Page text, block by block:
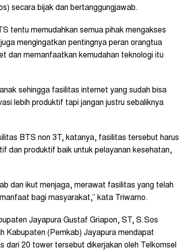
secara bijak dan bertanggungjawab.
tentu memudahkan semua pihak mengakses
mengingatkan pentingnya peran orangtua
dan memanfaatkan kemudahan teknologi itu
sehingga fasilitas internet yang sudah bisa
lebih produktif tapi jangan justru sebaliknya
BTS non 3T, katanya, fasilitas tersebut harus
dan produktif baik untuk pelayanan kesehatan,
dan ikut menjaga, merawat fasilitas yang telah
bagi masyarakat,” kata Triwarno.
Jayapura Gustaf Griapon, ST, S.Sos
Kabupaten (Pemkab) Jayapura mendapat
dari 20 tower tersebut dikerjakan oleh Telkomsel